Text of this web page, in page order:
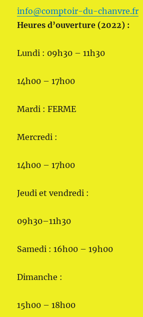
info@comptoir-du-chanvre.fr
Heures d’ouverture (2022) :
Lundi : 09h30 – 11h30
14h00 – 17h00
Mardi : FERME
Mercredi :
14h00 – 17h00
Jeudi et vendredi :
09h30–11h30
Samedi : 16h00 – 19h00
Dimanche :
15h00 – 18h00